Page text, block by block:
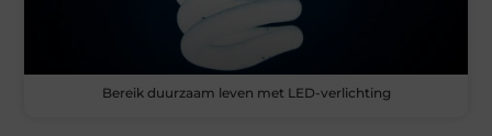
Bereik duurzaam leven met LED-verlichting